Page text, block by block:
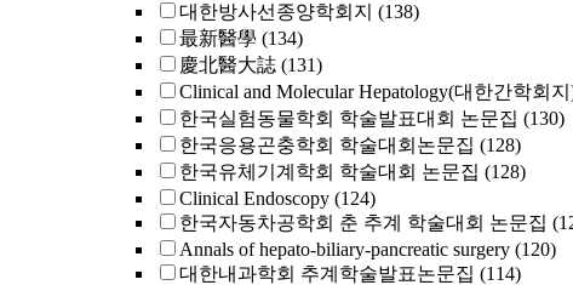
대한방사선종양학회지 (138)
最新醫學 (134)
慶北醫大誌 (131)
Clinical and Molecular Hepatology(대한간학회
한국실험동물학회 학술발표대회 논문집 (130)
한국응용곤충학회 학술대회논문집 (128)
한국유체기계학회 학술대회 논문집 (128)
Clinical Endoscopy (124)
한국자동차공학회 춘 추계 학술대회 논문집
Annals of hepato-biliary-pancreatic surgery (120)
대한내과학회 추계학술발표논문집 (114)